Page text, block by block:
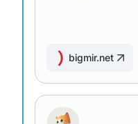
bigmir.net